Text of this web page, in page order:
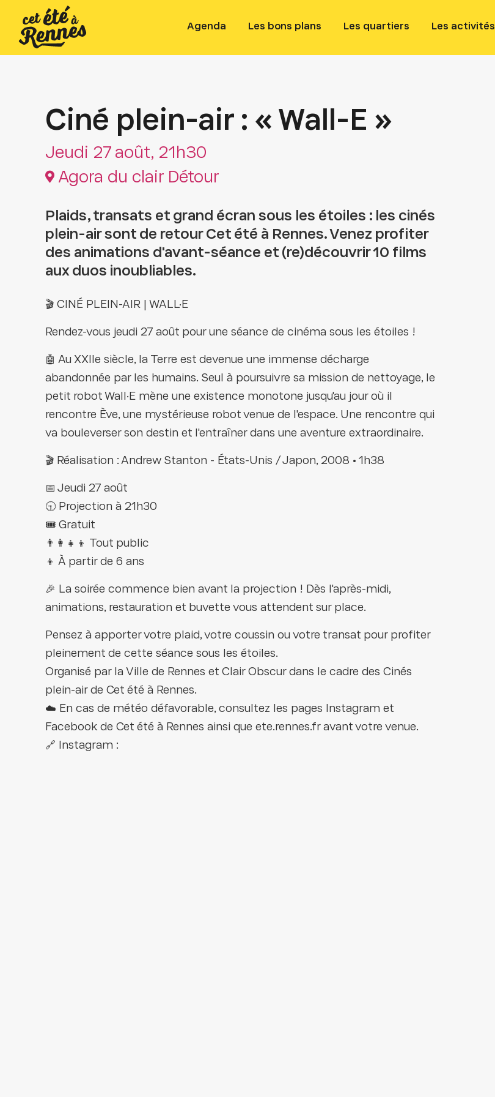
Agenda Les bons plans Les quartiers Les activités
Ciné plein-air : « Wall-E »
Jeudi 27 août, 21h30
Agora du clair Détour
Plaids, transats et grand écran sous les étoiles : les cinés
plein-air sont de retour Cet été à Rennes. Venez profiter
des animations d'avant-séance et (re)découvrir 10 films
aux duos inoubliables.
🎬 CINÉ PLEIN-AIR | WALL·E
Rendez-vous jeudi 27 août pour une séance de cinéma sous les étoiles !
🤖 Au XXIIe siècle, la Terre est devenue une immense décharge
abandonnée par les humains. Seul à poursuivre sa mission de nettoyage, le
petit robot Wall·E mène une existence monotone jusqu'au jour où il
rencontre Ève, une mystérieuse robot venue de l'espace. Une rencontre qui
va bouleverser son destin et l'entraîner dans une aventure extraordinaire.
🎬 Réalisation : Andrew Stanton - États-Unis / Japon, 2008 • 1h38
📅 Jeudi 27 août
🕤 Projection à 21h30
🎟️ Gratuit
👨‍👩‍👧‍👦 Tout public
👦 À partir de 6 ans
🎉 La soirée commence bien avant la projection ! Dès l'après-midi,
animations, restauration et buvette vous attendent sur place.
Pensez à apporter votre plaid, votre coussin ou votre transat pour profiter
pleinement de cette séance sous les étoiles.
Organisé par la Ville de Rennes et Clair Obscur dans le cadre des Cinés
plein-air de Cet été à Rennes.
☁️ En cas de météo défavorable, consultez les pages Instagram et
Facebook de Cet été à Rennes ainsi que ete.rennes.fr avant votre venue.
🔗 Instagram :